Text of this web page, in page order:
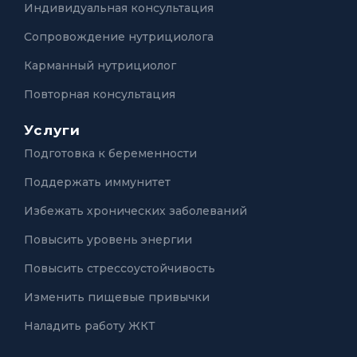
Индивидуальная консультация
Сопровождение нутрициолога
Карманный нутрициолог
Повторная консультация
Услуги
Подготовка к беременности
Поддержать иммунитет
Избежать хронических заболеваний
Повысить уровень энергии
Повысить стрессоустойчивость
Изменить пищевые привычки
Наладить работу ЖКТ